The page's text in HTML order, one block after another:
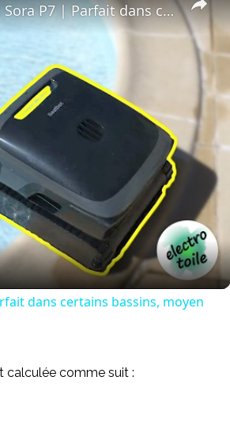
Test complet du robot piscine Beatbot Sora P7 | Parfait dans certains bassins, moyen dans d'autres
dans certains bassins, moyen
calculée comme suit :